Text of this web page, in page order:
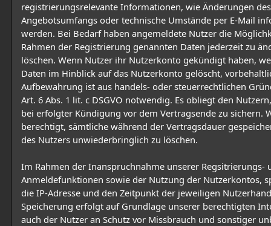
registrierungsrelevante Informationen, wie Änderungen des
Angebotsumfangs oder technische Umstände per E-Mail
werden. Bei Bedarf haben angemeldete Nutzer die
Rahmen der Registrierung genannten Daten jederzeit zu
löschen. Wenn Nutzer ihr Nutzerkonto gekündigt haben,
Daten im Hinblick auf das Nutzerkonto gelöscht,
Aufbewahrung ist aus handels- oder steuerrechtlichen
Art. 6 Abs. 1 lit. c DSGVO notwendig. Es obliegt den
bei erfolgter Kündigung vor dem Vertragsende zu sichern.
berechtigt, sämtliche während der Vertragsdauer
des Nutzers unwiederbringlich zu löschen.
Im Rahmen der Inanspruchnahme unserer Regsitrierungs-
Anmeldefunktionen sowie der Nutzung der Nutzerkontos,
die IP-Adresse und den Zeitpunkt der jeweiligen
Speicherung erfolgt auf Grundlage unserer berechtigten
auch der Nutzer an Schutz vor Missbrauch und sonstiger